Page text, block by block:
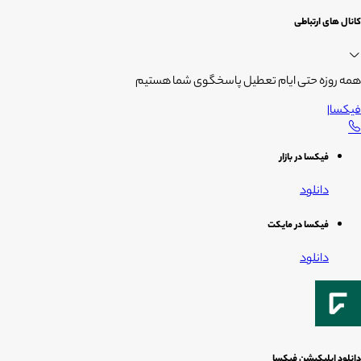
کانال های ارتباطی
همه روزه حتی ایام تعطیل پاسخگوی شما هستیم
فیکسا|
فیکسا در بازار
دانلود
فیکسا در مایکت
دانلود